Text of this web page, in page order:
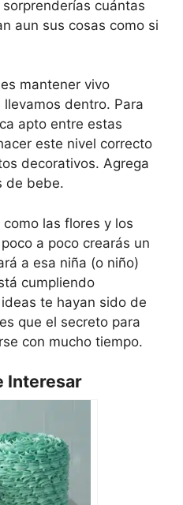
cuántas
aun sus cosas como si
mantener vivo
dentro. Para
apto entre estas
este nivel correcto
decorativos. Agrega
de bebe.
las flores y los
a poco crearás un
a esa niña (o niño)
cumpliendo
te hayan sido de
que el secreto para
con mucho tiempo.
Interesar